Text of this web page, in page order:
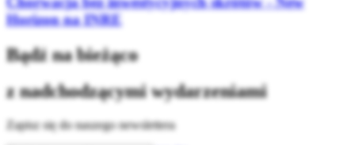
Horizon na INRE
Bądź na bieżąco
z nadchodzącymi wydarzeniami
Zapisz się do naszego newslettera